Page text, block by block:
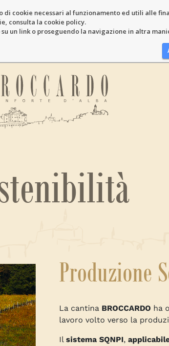
cookie necessari al funzionamento ed utili alle
consulta la cookie policy.
un link o proseguendo la navigazione in altra
Produzione
La cantina BROCCARDO ha
lavoro volto verso la
Il sistema SQNPI,